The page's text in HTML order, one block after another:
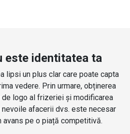
este identitatea ta
lipsi un plus clar care poate capta
vedere. Prin urmare, obținerea
logo al frizeriei și modificarea
afacerii dvs. este necesar
avans pe o piață competitivă.